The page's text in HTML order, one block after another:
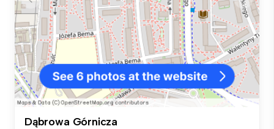
Dąbrowa Górnicza